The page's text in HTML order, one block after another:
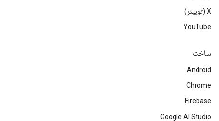
‫X (توییتر)
YouTube
ساخت
Android
Chrome
Firebase
Google AI Studio